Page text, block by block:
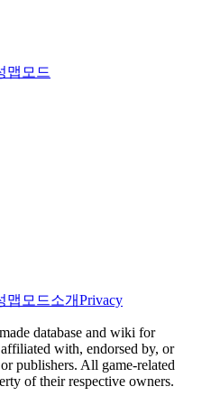
맵 모드
맵 모드소개Privacy
database and wiki for
with, endorsed by, or
publishers. All game-related
of their respective owners.